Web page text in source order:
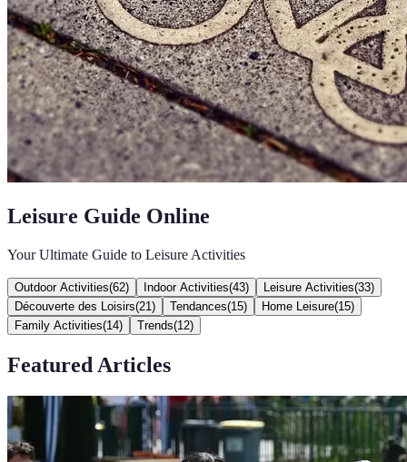
Leisure Guide Online
Your Ultimate Guide to Leisure Activities
Outdoor Activities(62) Indoor Activities(43) Leisure Activities(33)
Découverte des Loisirs(21 ) Tendances(15) Home Leisure(15)
Family Activities(14) Trends(12)
Featured Articles